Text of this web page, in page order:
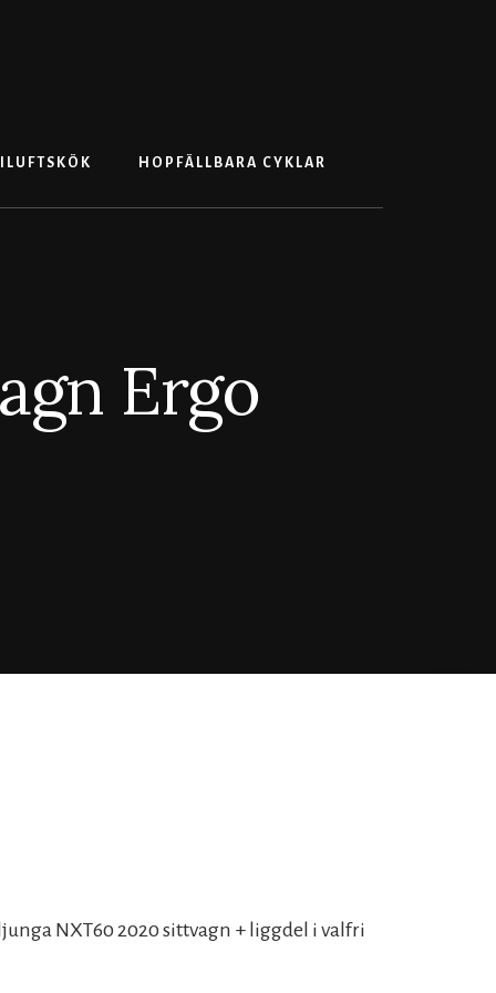
HOPFÄLLBARA CYKLAR
Ergo
NXT60 2020 sittvagn + liggdel i valfri